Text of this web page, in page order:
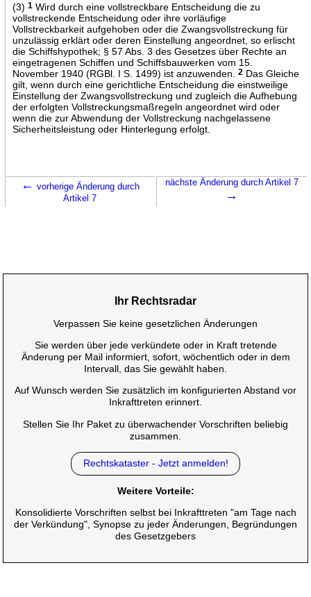
(3) 1Wird durch eine vollstreckbare Entscheidung die zu
vollstreckende Entscheidung oder ihre vorläufige
Vollstreckbarkeit aufgehoben oder die Zwangsvollstreckung für
unzulässig erklärt oder deren Einstellung angeordnet, so erlischt
die Schiffshypothek; § 57 Abs. 3 des Gesetzes über Rechte an
eingetragenen Schiffen und Schiffsbauwerken vom 15.
November 1940 (RGBl. I S. 1499) ist anzuwenden.
2Das Gleiche
gilt, wenn durch eine gerichtliche Entscheidung die einstweilige
Einstellung der Zwangsvollstreckung und zugleich die Aufhebung
der erfolgten Vollstreckungsmaßregeln angeordnet wird oder
wenn die zur Abwendung der Vollstreckung nachgelassene
Sicherheitsleistung oder Hinterlegung erfolgt.
← vorherige Änderung durch
Artikel 7
nächste Änderung durch Artikel 7
→
Ihr Rechtsradar
Verpassen Sie keine gesetzlichen Änderungen
Sie werden über jede verkündete oder in Kraft tretende
Änderung per Mail informiert, sofort, wöchentlich oder in dem
Intervall, das Sie gewählt haben.
Auf Wunsch werden Sie zusätzlich im konfigurierten Abstand vor
Inkrafttreten erinnert.
Stellen Sie Ihr Paket zu überwachender Vorschriften beliebig
zusammen.
Rechtskataster - Jetzt anmelden!
Weitere Vorteile:
Konsolidierte Vorschriften selbst bei Inkrafttreten "am Tage nach
der Verkündung", Synopse zu jeder Änderungen, Begründungen
des Gesetzgebers